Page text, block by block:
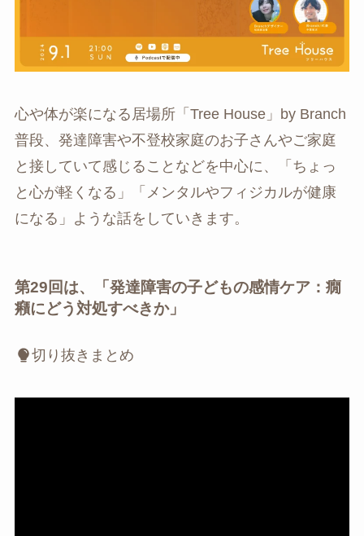
心や体が楽になる居場所「Tree House」by Branch
普段、発達障害や不登校家庭のお子さんやご家庭
と接していて感じることなどを中心に、「ちょっ
と心が軽くなる」「メンタルやフィジカルが健康
になる」ような話をしていきます。
第29回は、「発達障害の子どもの感情ケア：癇
癪にどう対処すべきか」
切り抜きまとめ